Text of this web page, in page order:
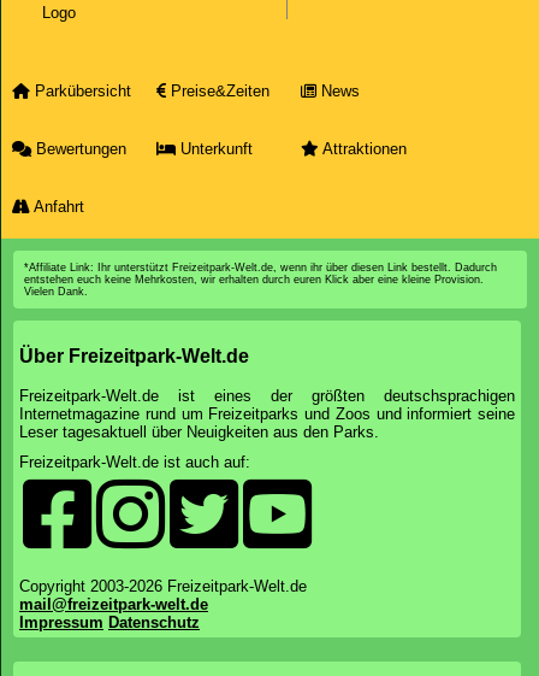
Parkübersicht Preise&Zeiten News
Bewertungen Unterkunft Attraktionen
Anfahrt
*Affiliate Link: Ihr unterstützt Freizeitpark-Welt.de, wenn ihr über diesen Link bestellt. Dadurch
entstehen euch keine Mehrkosten, wir erhalten durch euren Klick aber eine kleine Provision.
Vielen Dank.
Über Freizeitpark-Welt.de
Freizeitpark-Welt.de ist eines der größten deutschsprachigen
Internetmagazine rund um Freizeitparks und Zoos und informiert seine
Leser tagesaktuell über Neuigkeiten aus den Parks.
Freizeitpark-Welt.de ist auch auf:
Copyright 2003-2026 Freizeitpark-Welt.de
mail@freizeitpark-welt.de
Impressum Datenschutz